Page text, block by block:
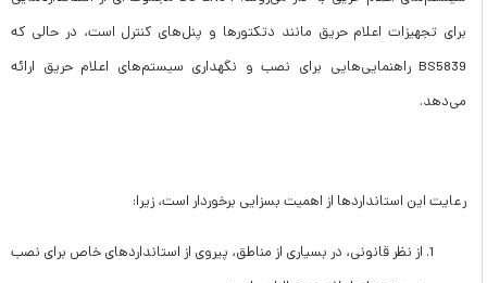
برای تجهیزات اعلام حریق مانند دتکتورها و پنل‌های کنترل است، در حالی که
BS5839 راهنمایی‌هایی برای نصب و نگهداری سیستم‌های اعلام حریق ارائه
می‌دهد.
رعایت این استانداردها از اهمیت بسزایی برخوردار است، زیرا:
از نظر قانونی، در بسیاری از مناطق، پیروی از استانداردهای خاص برای نصب